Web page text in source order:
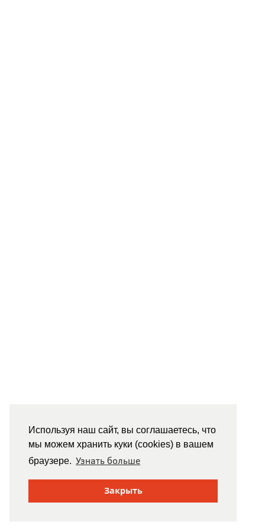
Используя наш сайт, вы соглашаетесь, что
мы можем хранить куки (cookies) в вашем
браузере. Узнать больше
Закрыть